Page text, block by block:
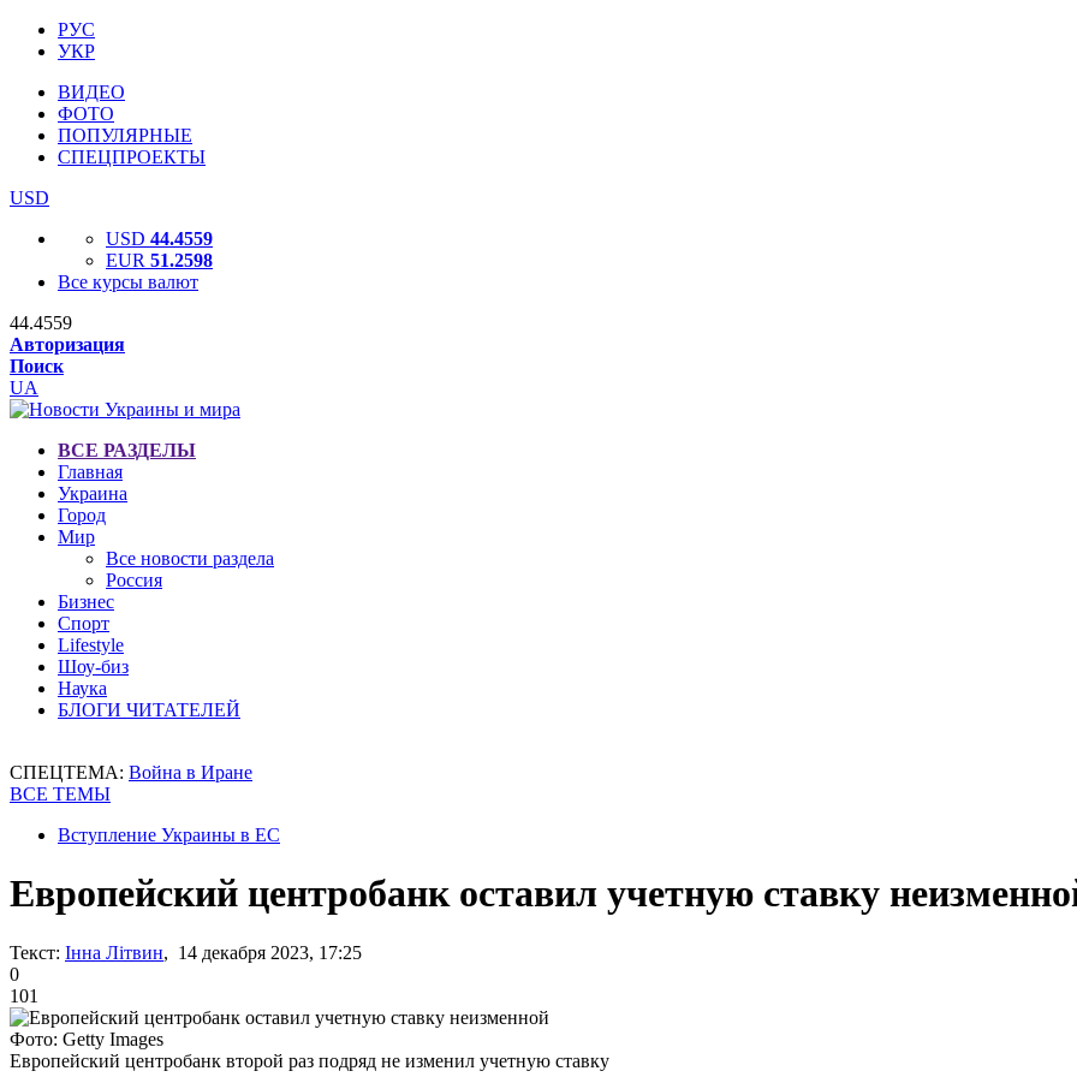
РУС
УКР
ВИДЕО
ФОТО
ПОПУЛЯРНЫЕ
СПЕЦПРОЕКТЫ
USD
USD 44.4559
EUR 51.2598
Все курсы валют
44.4559
Авторизация
Поиск
UA
ВСЕ РАЗДЕЛЫ
Главная
Украина
Город
Мир
Все новости раздела
Россия
Бизнес
Спорт
Lifestyle
Шоу-биз
Наука
БЛОГИ ЧИТАТЕЛЕЙ
СПЕЦТЕМА: Война в Иране
ВСЕ ТЕМЫ
Вступление Украины в ЕС
Европейский центробанк оставил учетную ставку
Текст: Інна Літвин, 14 декабря 2023, 17:25
0
101
Фото: Getty Images
Европейский центробанк второй раз подряд не изменил учетную ставку